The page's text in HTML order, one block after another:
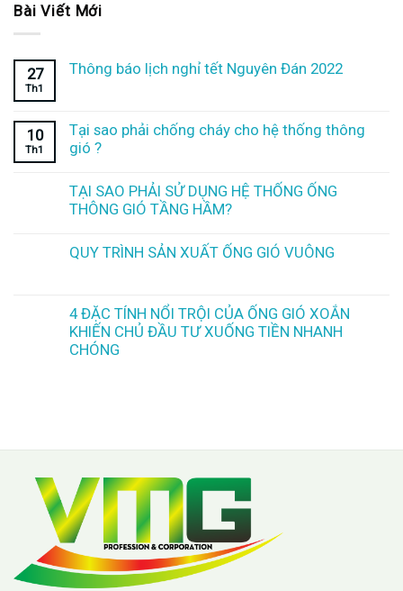
Bài Viết Mới
27
Th1
Thông báo lịch nghỉ tết Nguyên Đán 2022
10
Th1
Tại sao phải chống cháy cho hệ thống thông
gió ?
TẠI SAO PHẢI SỬ DỤNG HỆ THỐNG ỐNG
THÔNG GIÓ TẦNG HẦM?
QUY TRÌNH SẢN XUẤT ỐNG GIÓ VUÔNG
4 ĐẶC TÍNH NỔI TRỘI CỦA ỐNG GIÓ XOẮN
KHIẾN CHỦ ĐẦU TƯ XUỐNG TIỀN NHANH
CHÓNG